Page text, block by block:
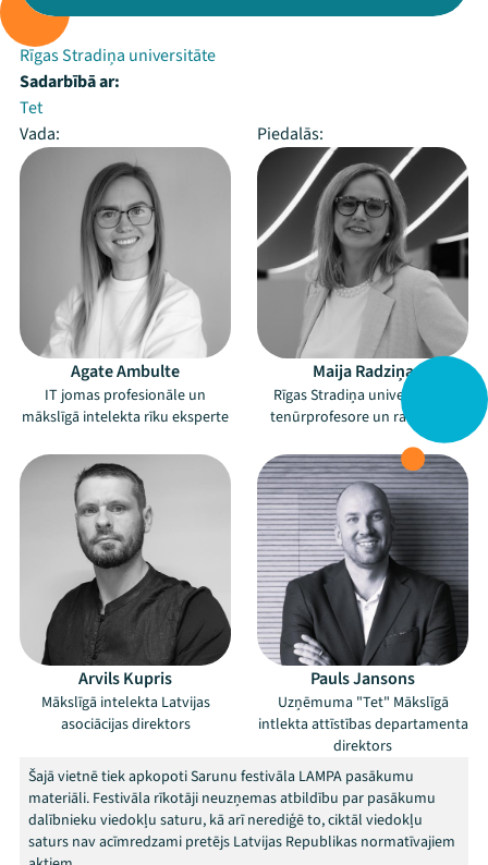
Rīgas Stradiņa universitāte
Sadarbībā ar:
Tet
Vada:
Piedalās:
Agate Ambulte
IT jomas profesionāle un
mākslīgā intelekta rīku eksperte
Maija Radziņa
Rīgas Stradiņa universitātes
tenūrprofesore un radioloģe
Arvils Kupris
Mākslīgā intelekta Latvijas
asociācijas direktors
Pauls Jansons
Uzņēmuma "Tet" Mākslīgā
intlekta attīstības departamenta
direktors
Šajā vietnē tiek apkopoti Sarunu festivāla LAMPA pasākumu
materiāli. Festivāla rīkotāji neuzņemas atbildību par pasākumu
dalībnieku viedokļu saturu, kā arī nerediģē to, ciktāl viedokļu
saturs nav acīmredzami pretējs Latvijas Republikas normatīvajiem